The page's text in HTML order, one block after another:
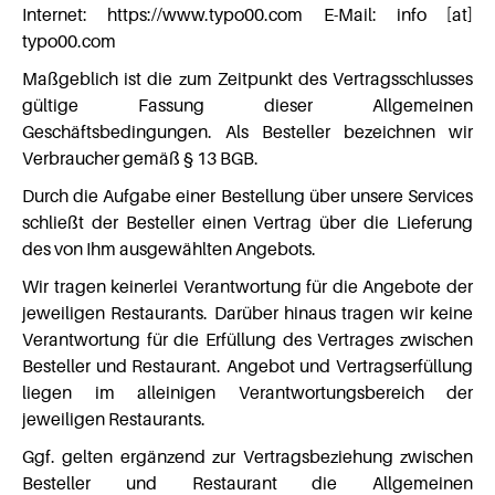
Internet: https://www.typo00.com E-Mail: info [at]
typo00.com
Maßgeblich ist die zum Zeitpunkt des Vertragsschlusses
gültige Fassung dieser Allgemeinen
Geschäftsbedingungen. Als Besteller bezeichnen wir
Verbraucher gemäß § 13 BGB.
Durch die Aufgabe einer Bestellung über unsere Services
schließt der Besteller einen Vertrag über die Lieferung
des von Ihm ausgewählten Angebots.
Wir tragen keinerlei Verantwortung für die Angebote der
jeweiligen Restaurants. Darüber hinaus tragen wir keine
Verantwortung für die Erfüllung des Vertrages zwischen
Besteller und Restaurant. Angebot und Vertragserfüllung
liegen im alleinigen Verantwortungsbereich der
jeweiligen Restaurants.
Ggf. gelten ergänzend zur Vertragsbeziehung zwischen
Besteller und Restaurant die Allgemeinen